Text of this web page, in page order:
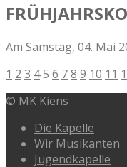
Am Samstag, 04. Mai
1 2 3 45 6 78 9 10 11
© MK Kiens
Die Kapelle
Wir Musikanten
Jugendkapelle